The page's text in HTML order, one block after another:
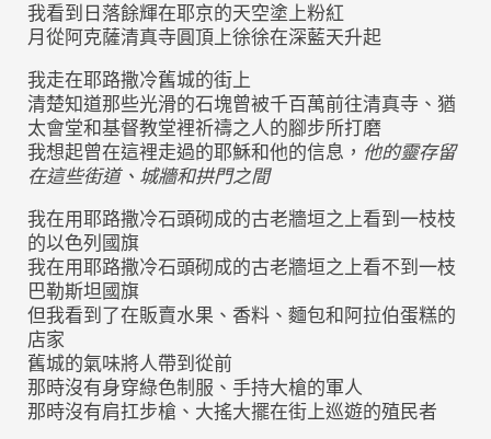
我看到日落餘輝在耶京的天空塗上粉紅
月從阿克薩清真寺圓頂上徐徐在深藍天升起
我走在耶路撒冷舊城的街上
清楚知道那些光滑的石塊曾被千百萬前往清真寺、猶
太會堂和基督教堂裡祈禱之人的腳步所打磨
我想起曾在這裡走過的耶穌和他的信息， 他的靈存留
在這些街道、城牆和拱門之間
我在用耶路撒冷石頭砌成的古老牆垣之上看到一枝枝
的以色列國旗
我在用耶路撒冷石頭砌成的古老牆垣之上看不到一枝
巴勒斯坦國旗
但我看到了在販賣水果、香料、麵包和阿拉伯蛋糕的
店家
舊城的氣味將人帶到從前
那時沒有身穿綠色制服、手持大槍的軍人
那時沒有肩扛步槍、大搖大擺在街上巡遊的殖民者